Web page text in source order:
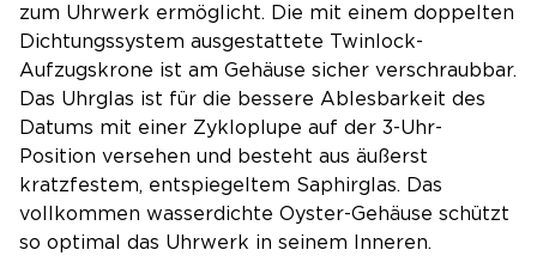
zum Uhrwerk ermöglicht. Die mit einem doppelten
Dichtungssystem ausgestattete Twinlock-
Aufzugskrone ist am Gehäuse sicher verschraubbar.
Das Uhrglas ist für die bessere Ablesbarkeit des
Datums mit einer Zykloplupe auf der 3-Uhr-
Position versehen und besteht aus äußerst
kratzfestem, entspiegeltem Saphirglas. Das
vollkommen wasserdichte Oyster-Gehäuse schützt
so optimal das Uhrwerk in seinem Inneren.